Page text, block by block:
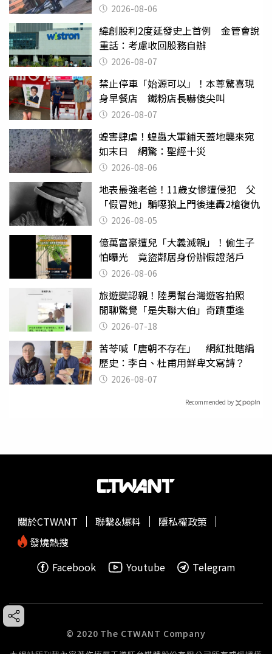
2026-08-06
緯創股利2度延發史上首例 金管會說
重話：考慮收回股務自辦
2026-08-07
禁止停車「始源可以」！本尊驚喜現
身早餐店 鐵粉店長嚇傻尖叫
2026-08-07
蝗害肆虐！蝗蟲大軍鋪天蓋地襲來宛
如末日 網驚：聖經十災
2026-08-06
地表最強老爸！11歲女慘遭侵犯 父
「假冒她」騙噁狼上門後連轟2槍復仇
2026-08-05
億萬富豪遭兒「大義滅親」！偷生子
怕曝光 竟盜鄰居身份辦假證落戶
2026-08-06
旅遊變認親！陸男幫台灣遊客拍照
閒聊驚覺「是失聯大伯」奇蹟重逢
2026-07-18
苦苓喊「唐朝不存在」 網紅批瞎編
歷史：李白、杜甫用鮮卑文寫詩？
2026-08-07
Recommended by
關於CTWANT 聯繫&爆料
隱私權政策
發燒熱搜
Facebook
Youtube Telegram
© 2020 The CTWANT Company